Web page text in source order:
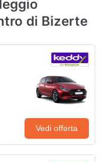
di Bizerte
Vedi offerta